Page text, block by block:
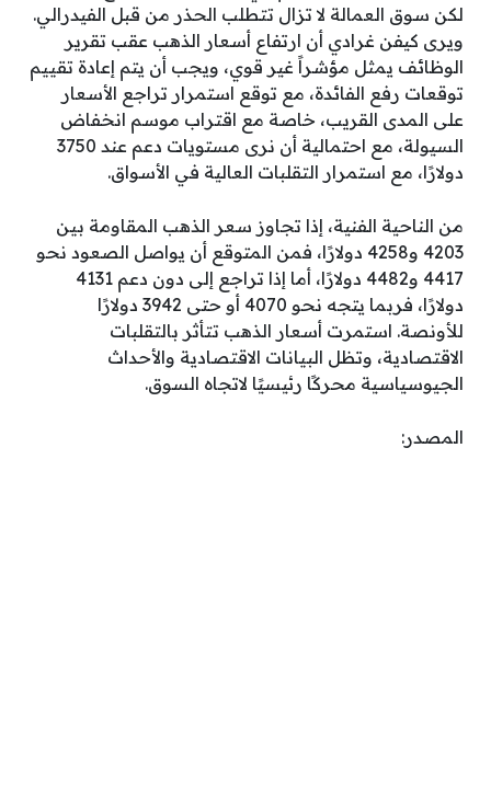
لكن سوق العمالة لا تزال تتطلب الحذر من قبل الفيدرالي.
ويرى كيفن غرادي أن ارتفاع أسعار الذهب عقب تقرير
الوظائف يمثل مؤشراً غير قوي، ويجب أن يتم إعادة تقييم
توقعات رفع الفائدة، مع توقع استمرار تراجع الأسعار
على المدى القريب، خاصة مع اقتراب موسم انخفاض
السيولة، مع احتمالية أن نرى مستويات دعم عند 3750
دولارًا، مع استمرار التقلبات العالية في الأسواق.
من الناحية الفنية، إذا تجاوز سعر الذهب المقاومة بين
4203 و4258 دولارًا، فمن المتوقع أن يواصل الصعود نحو
4417 و4482 دولارًا، أما إذا تراجع إلى دون دعم 4131
دولارًا، فربما يتجه نحو 4070 أو حتى 3942 دولارًا
للأونصة. استمرت أسعار الذهب تتأثر بالتقلبات
الاقتصادية، وتظل البيانات الاقتصادية والأحداث
الجيوسياسية محركًا رئيسيًا لاتجاه السوق.
المصدر: